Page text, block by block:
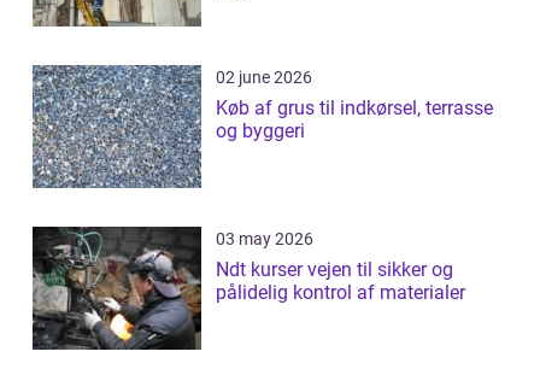
02 june 2026
Køb af grus til indkørsel, terrasse
og byggeri
03 may 2026
Ndt kurser vejen til sikker og
pålidelig kontrol af materialer